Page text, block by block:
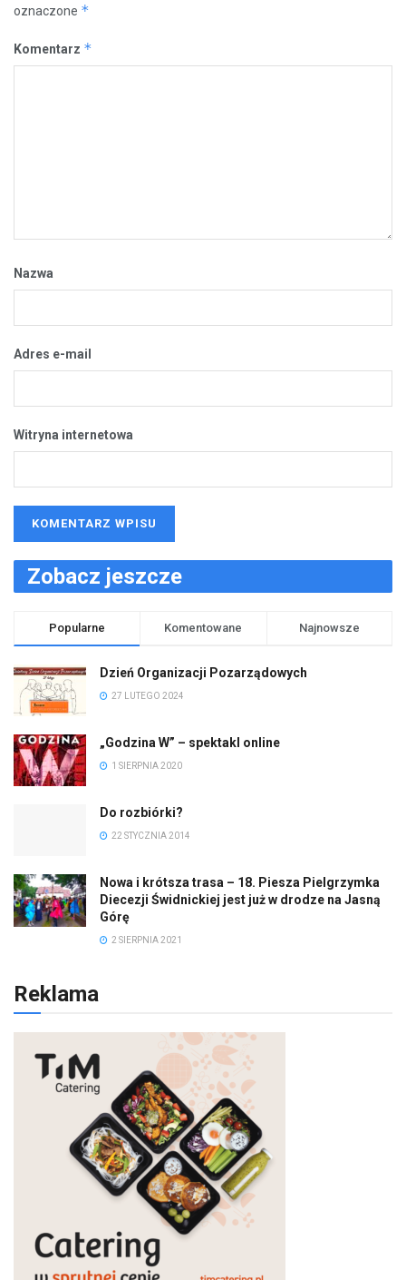
oznaczone *
Komentarz *
Nazwa
Adres e-mail
Witryna internetowa
Zobacz jeszcze
Popularne Komentowane Najnowsze
Dzień Organizacji Pozarządowych
27 LUTEGO 2024
„Godzina W” – spektakl online
1 SIERPNIA 2020
Do rozbiórki?
22 STYCZNIA 2014
Nowa i krótsza trasa – 18. Piesza Pielgrzymka
Diecezji Świdnickiej jest już w drodze na Jasną
Górę
2 SIERPNIA 2021
Reklama